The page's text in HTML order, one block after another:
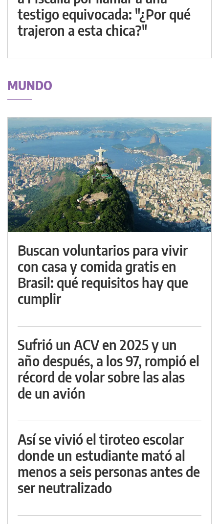
testigo equivocada: "¿Por qué
trajeron a esta chica?"
MUNDO
Buscan voluntarios para vivir
con casa y comida gratis en
Brasil: qué requisitos hay que
cumplir
Sufrió un ACV en 2025 y un
año después, a los 97, rompió el
récord de volar sobre las alas
de un avión
Así se vivió el tiroteo escolar
donde un estudiante mató al
menos a seis personas antes de
ser neutralizado